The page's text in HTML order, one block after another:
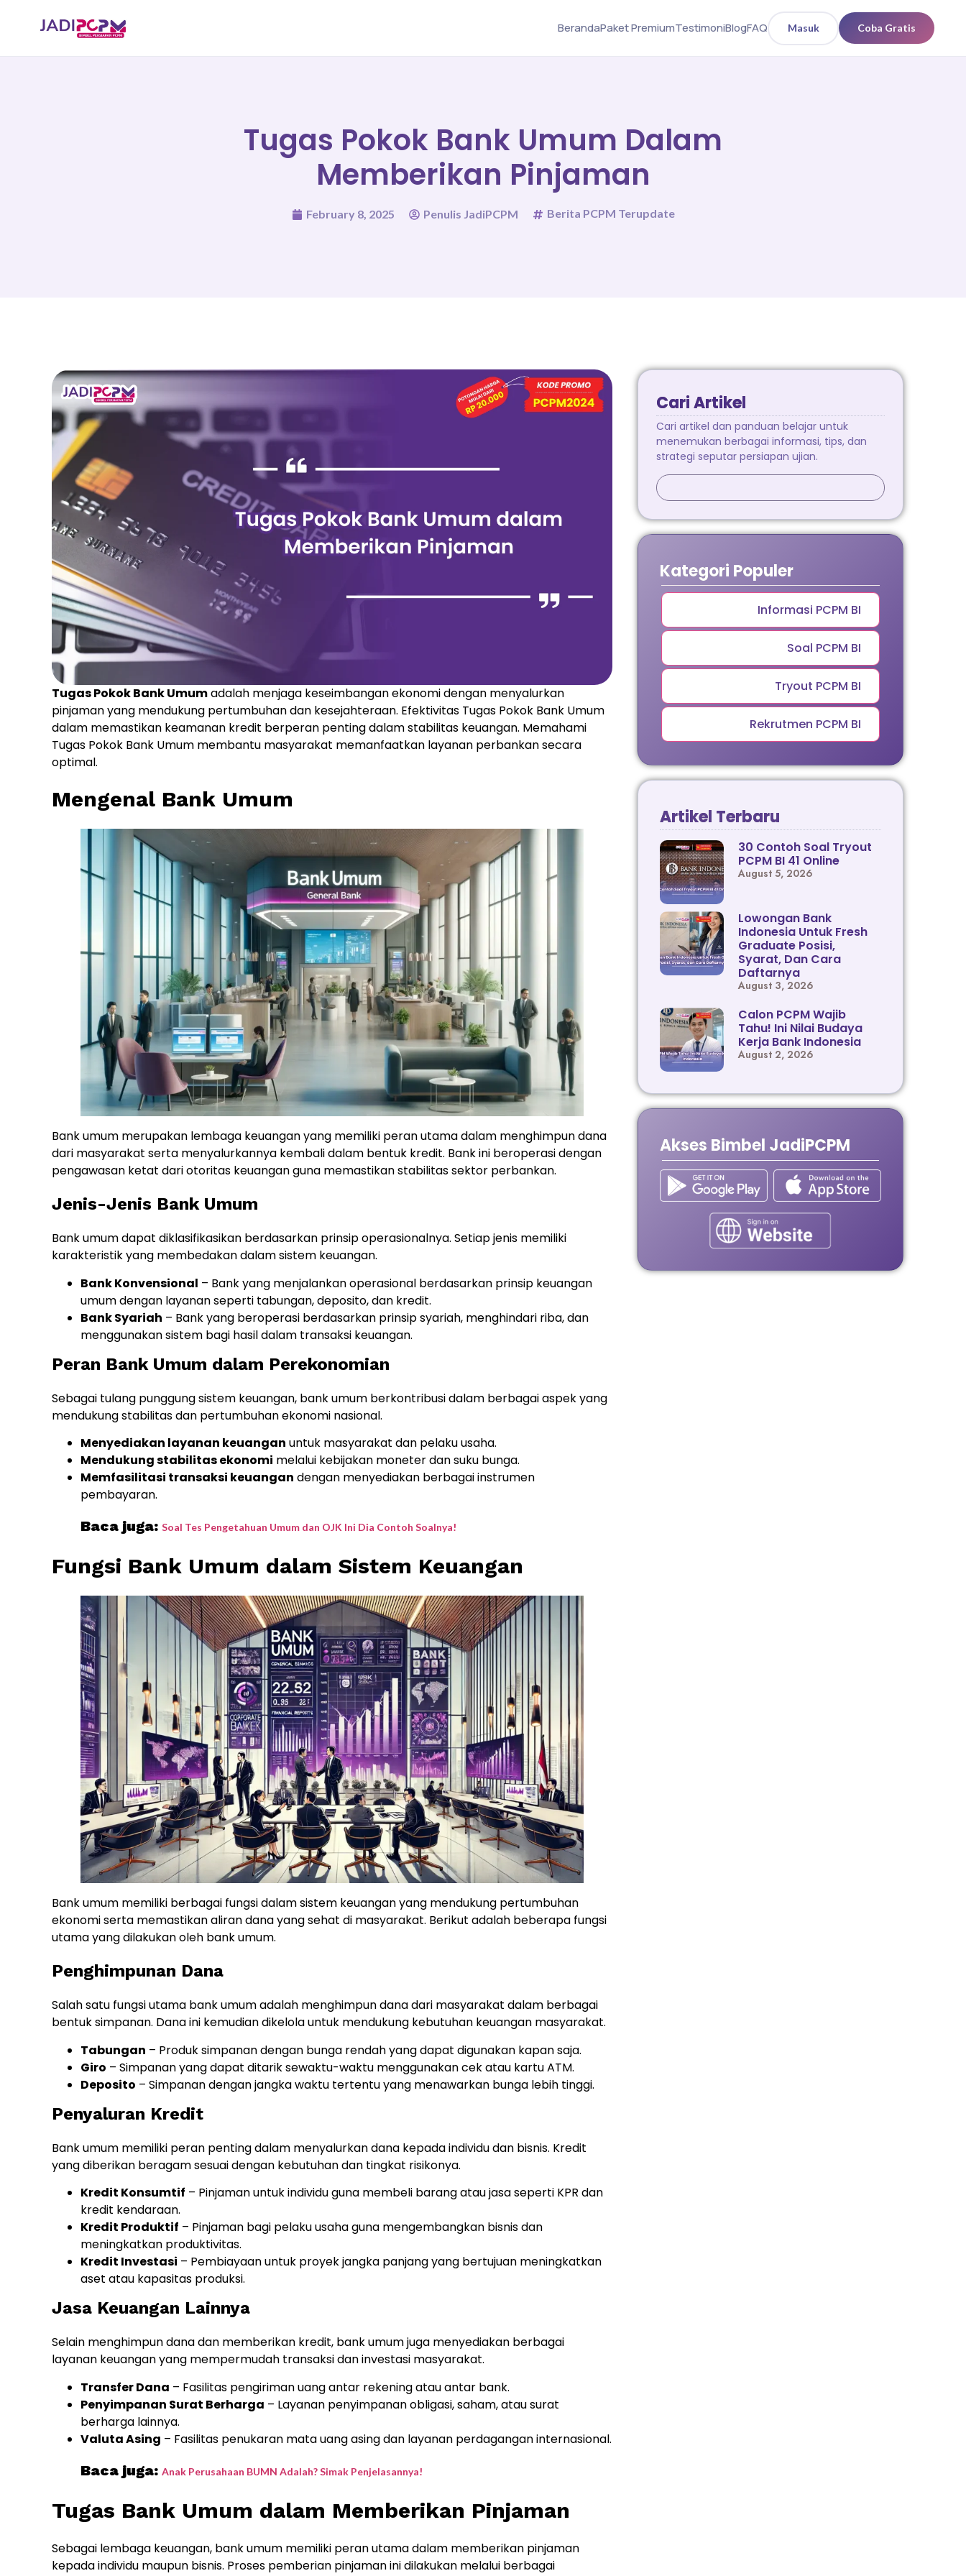
BerandaPaket PremiumTestimoniBlogFAQ Masuk Coba Gratis
Tugas Pokok Bank Umum Dalam
Memberikan Pinjaman
February 8, 2025 Penulis JadiPCPM Berita PCPM Terupdate
Tugas Pokok Bank Umumadalah menjaga keseimbangan ekonomi dengan menyalurkan
pinjaman yang mendukung pertumbuhan dan kesejahteraan. Efektivitas Tugas Pokok Bank Umum
dalam memastikan keamanan kredit berperan penting dalam stabilitas keuangan. Memahami
Tugas Pokok Bank Umum membantu masyarakat memanfaatkan layanan perbankan secara
optimal.
Mengenal Bank Umum
Bank umum merupakan lembaga keuangan yang memiliki peran utama dalam menghimpun dana
dari masyarakat serta menyalurkannya kembali dalam bentuk kredit. Bank ini beroperasi dengan
pengawasan ketat dari otoritas keuangan guna memastikan stabilitas sektor perbankan.
Jenis-Jenis Bank Umum
Bank umum dapat diklasifikasikan berdasarkan prinsip operasionalnya. Setiap jenis memiliki
karakteristik yang membedakan dalam sistem keuangan.
Bank Konvensional – Bank yang menjalankan operasional berdasarkan prinsip keuangan
umum dengan layanan seperti tabungan, deposito, dan kredit.
Bank Syariah – Bank yang beroperasi berdasarkan prinsip syariah, menghindari riba, dan
menggunakan sistem bagi hasil dalam transaksi keuangan.
Peran Bank Umum dalam Perekonomian
Sebagai tulang punggung sistem keuangan, bank umum berkontribusi dalam berbagai aspek yang
mendukung stabilitas dan pertumbuhan ekonomi nasional.
Menyediakan layanan keuangan untuk masyarakat dan pelaku usaha.
Mendukung stabilitas ekonomi melalui kebijakan moneter dan suku bunga.
Memfasilitasi transaksi keuangan dengan menyediakan berbagai instrumen
pembayaran.
Baca juga: Soal Tes Pengetahuan Umum dan OJK Ini Dia Contoh Soalnya!
Fungsi Bank Umum dalam Sistem Keuangan
Bank umum memiliki berbagai fungsi dalam sistem keuangan yang mendukung pertumbuhan
ekonomi serta memastikan aliran dana yang sehat di masyarakat. Berikut adalah beberapa fungsi
utama yang dilakukan oleh bank umum.
Penghimpunan Dana
Salah satu fungsi utama bank umum adalah menghimpun dana dari masyarakat dalam berbagai
bentuk simpanan. Dana ini kemudian dikelola untuk mendukung kebutuhan keuangan masyarakat.
Tabungan – Produk simpanan dengan bunga rendah yang dapat digunakan kapan saja.
Giro – Simpanan yang dapat ditarik sewaktu-waktu menggunakan cek atau kartu ATM.
Deposito – Simpanan dengan jangka waktu tertentu yang menawarkan bunga lebih tinggi.
Penyaluran Kredit
Bank umum memiliki peran penting dalam menyalurkan dana kepada individu dan bisnis. Kredit
yang diberikan beragam sesuai dengan kebutuhan dan tingkat risikonya.
Kredit Konsumtif – Pinjaman untuk individu guna membeli barang atau jasa seperti KPR dan
kredit kendaraan.
Kredit Produktif – Pinjaman bagi pelaku usaha guna mengembangkan bisnis dan
meningkatkan produktivitas.
Kredit Investasi – Pembiayaan untuk proyek jangka panjang yang bertujuan meningkatkan
aset atau kapasitas produksi.
Jasa Keuangan Lainnya
Selain menghimpun dana dan memberikan kredit, bank umum juga menyediakan berbagai
layanan keuangan yang mempermudah transaksi dan investasi masyarakat.
Transfer Dana – Fasilitas pengiriman uang antar rekening atau antar bank.
Penyimpanan Surat Berharga – Layanan penyimpanan obligasi, saham, atau surat
berharga lainnya.
Valuta Asing – Fasilitas penukaran mata uang asing dan layanan perdagangan internasional.
Baca juga: Anak Perusahaan BUMN Adalah? Simak Penjelasannya!
Tugas Bank Umum dalam Memberikan Pinjaman
Sebagai lembaga keuangan, bank umum memiliki peran utama dalam memberikan pinjaman
kepada individu maupun bisnis. Proses pemberian pinjaman ini dilakukan melalui berbagai
Cari Artikel
Cari artikel dan panduan belajar untuk
menemukan berbagai informasi, tips, dan
strategi seputar persiapan ujian.
Kategori Populer
Informasi PCPM BI
Soal PCPM BI
Tryout PCPM BI
Rekrutmen PCPM BI
Artikel Terbaru
30 Contoh Soal Tryout
PCPM BI 41 Online
August 5, 2026
Lowongan Bank
Indonesia Untuk Fresh
Graduate Posisi,
Syarat, Dan Cara
Daftarnya
August 3, 2026
Calon PCPM Wajib
Tahu! Ini Nilai Budaya
Kerja Bank Indonesia
August 2, 2026
Akses Bimbel JadiPCPM